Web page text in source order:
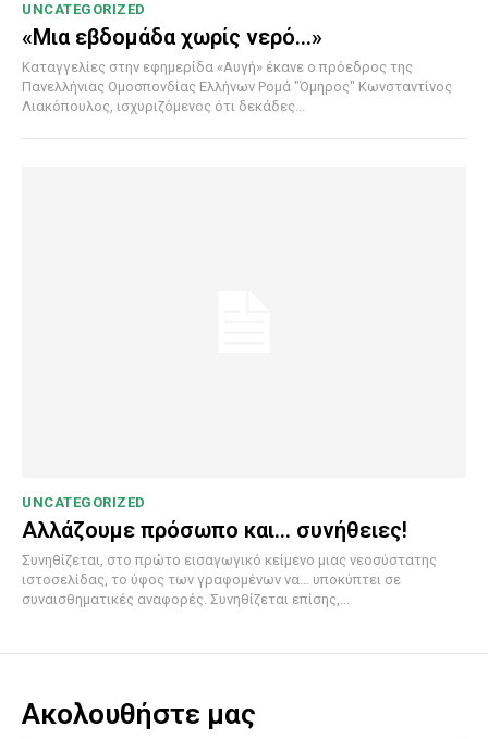
UNCATEGORIZED
«Μια εβδομάδα χωρίς νερό…»
Καταγγελίες στην εφημερίδα «Αυγή» έκανε ο πρόεδρος της
Πανελλήνιας Ομοσπονδίας Ελλήνων Ρομά "Όμηρος" Κωνσταντίνος
Λιακόπουλος, ισχυριζόμενος ότι δεκάδες...
UNCATEGORIZED
Αλλάζουμε πρόσωπο και… συνήθειες!
Συνηθίζεται, στο πρώτο εισαγωγικό κείμενο μιας νεοσύστατης
ιστοσελίδας, το ύφος των γραφομένων να… υποκύπτει σε
συναισθηματικές αναφορές. Συνηθίζεται επίσης,...
Ακολουθήστε μας